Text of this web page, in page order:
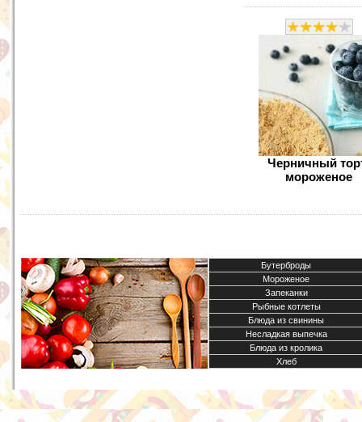
Черничный
мороженое
Бутерброды
Мороженое
Запеканки
Рыбные котлеты
Блюда из свинины
Несладкая выпечка
Блюда из кролика
Хлеб